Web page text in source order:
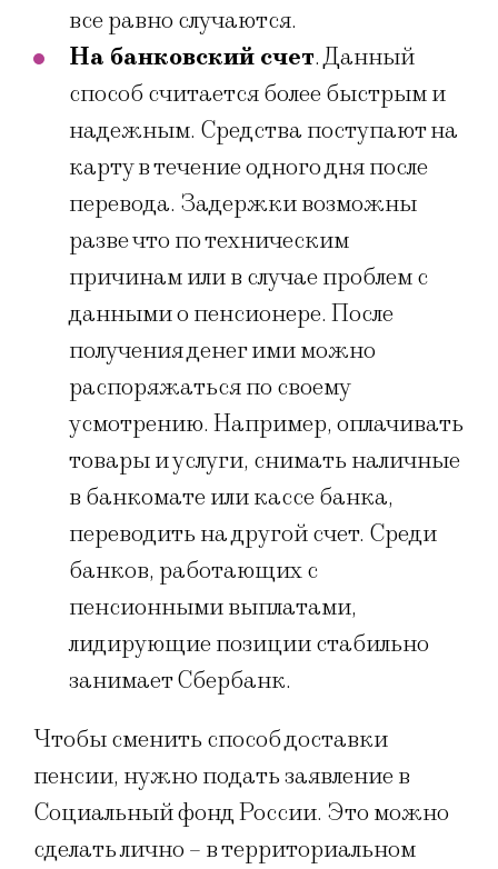
все равно случаются.
На банковский счет. Данный
способ считается более быстрым и
надежным. Средства поступают на
карту в течение одного дня после
перевода. Задержки возможны
разве что по техническим
причинам или в случае проблем с
данными о пенсионере. После
получения денег ими можно
распоряжаться по своему
усмотрению. Например, оплачивать
товары и услуги, снимать наличные
в банкомате или кассе банка,
переводить на другой счет. Среди
банков, работающих с
пенсионными выплатами,
лидирующие позиции стабильно
занимает Сбербанк.
Чтобы сменить способ доставки
пенсии, нужно подать заявление в
Социальный фонд России. Это можно
сделать лично – в территориальном